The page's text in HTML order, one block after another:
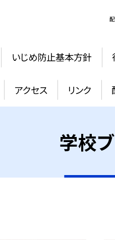
いじめ防止基本方針
アクセス リンク
学校